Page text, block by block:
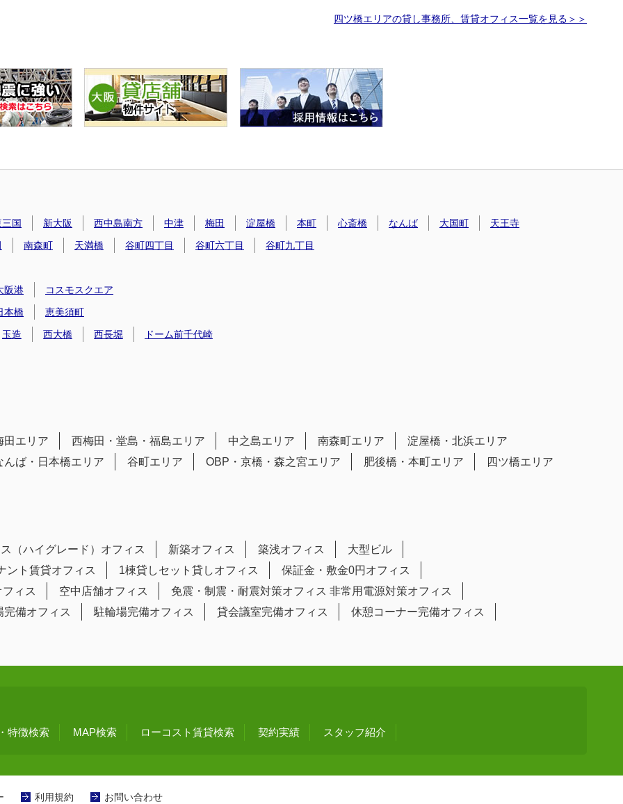
四ツ橋エリアの貸し事務所、賃貸オフィス一覧を見る＞＞
国 新大阪 西中島南方 中津 梅田 淀屋橋 本町 心斎橋 なんば 大国町
天王寺
南森町 天満橋 谷町四丁目 谷町六丁目 谷町九丁目
阪港
コスモスクエア
本橋
恵美須町
玉造
西大橋 西長堀 ドーム前千代崎
田エリア 西梅田・堂島・福島エリア 中之島エリア 南森町エリア
淀屋橋・北浜エリア
んば・日本橋エリア
谷町エリア OBP・京橋・森之宮エリア 肥後橋・本町エリア 四ツ橋エリア
（ハイグレード）オフィス 新築オフィス 築浅オフィス
大型ビル
ント賃貸オフィス
1棟貸しセット貸しオフィス
保証金・敷金0円オフィス
ィス
空中店舗オフィス 免震・制震・耐震対策オフィス 非常用電源対策オフィス
完備オフィス
駐輪場完備オフィス 貸会議室完備オフィス 休憩コーナー完備オフィス
特徴検索 MAP検索 ローコスト賃貸検索 契約実績 スタッフ紹介
利用規約 お問い合わせ